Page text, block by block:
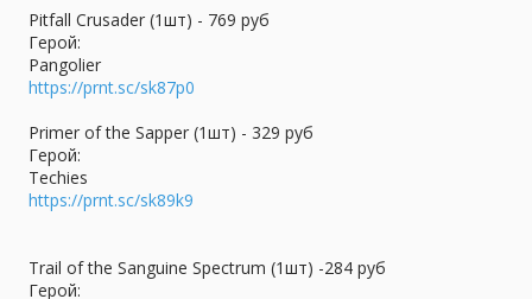
Pitfall Crusader (1шт) - 769 руб
Герой:
Pangolier
https://prnt.sc/sk87p0
Primer of the Sapper (1шт) - 329 руб
Герой:
Techies
https://prnt.sc/sk89k9
Trail of the Sanguine Spectrum (1шт) -284 руб
Герой: